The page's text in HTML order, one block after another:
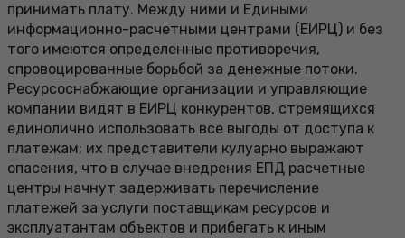
принимать плату. Между ними и Едиными
информационно-расчетными центрами (ЕИРЦ) и без
того имеются определенные противоречия,
спровоцированные борьбой за денежные потоки.
Ресурсоснабжающие организации и управляющие
компании видят в ЕИРЦ конкурентов, стремящихся
единолично использовать все выгоды от доступа к
платежам; их представители кулуарно выражают
опасения, что в случае внедрения ЕПД расчетные
центры начнут задерживать перечисление
платежей за услуги поставщикам ресурсов и
эксплуатантам объектов и прибегать к иным